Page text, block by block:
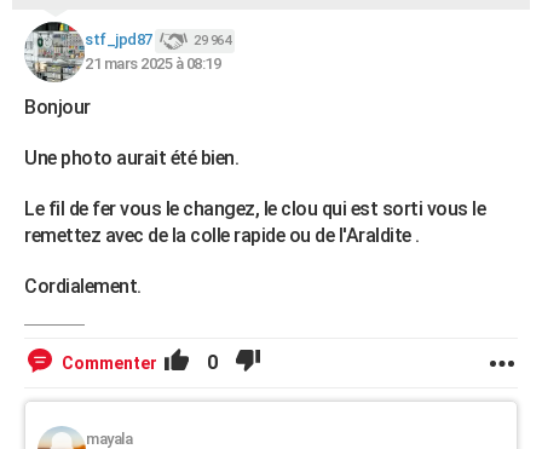
stf_jpd87 29 964
21 mars 2025 à 08:19
Bonjour
Une photo aurait été bien.
Le fil de fer vous le changez, le clou qui est sorti vous le
remettez avec de la colle rapide ou de l'Araldite .
Cordialement.
Commenter 0
mayala